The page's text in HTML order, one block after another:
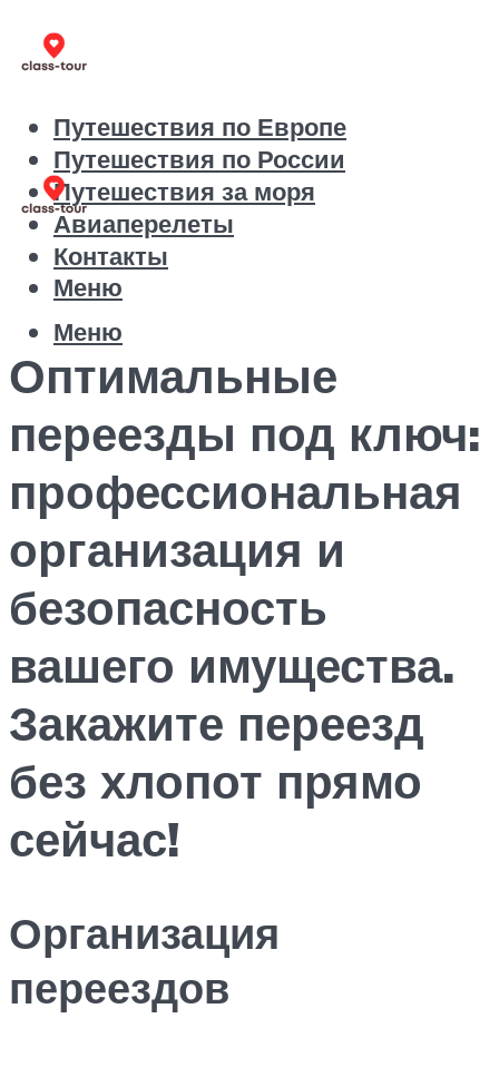
Путешествия по Европе
Путешествия по России
Путешествия за моря
Авиаперелеты
Контакты
Меню
Меню
Оптимальные
переезды под ключ:
профессиональная
организация и
безопасность
вашего имущества.
Закажите переезд
без хлопот прямо
сейчас!
Организация
переездов